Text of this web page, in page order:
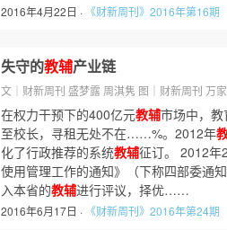
2016年4月22日 · 《财新周刊》2016年第16期
失守的教辅产业链
文｜财新周刊 盛梦露 周淇隽 图｜财新周刊 万家
在权力干预下的400亿元教辅市场中，
至校长，寻租无处不在……%。2012年
化了行政推荐的系统教辅征订。 2012年
使用管理工作的通知》（下称四部委通
入本省的教辅进行评议，择优……
2016年6月17日 · 《财新周刊》2016年第24期